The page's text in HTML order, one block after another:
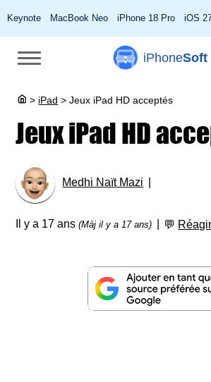
Keynote MacBook Neo iPhone 18 Pro iOS
iPhoneSoft
> iPad > Jeux iPad HD acceptés
Jeux iPad HD
Medhi Naït Mazi
Il y a 17 ans(Màj il y a 17 ans) 💬 Réagir